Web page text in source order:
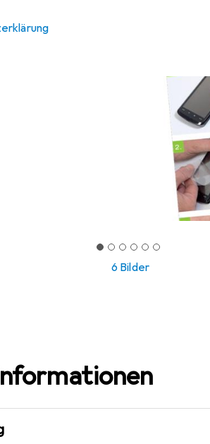
6 Bilder